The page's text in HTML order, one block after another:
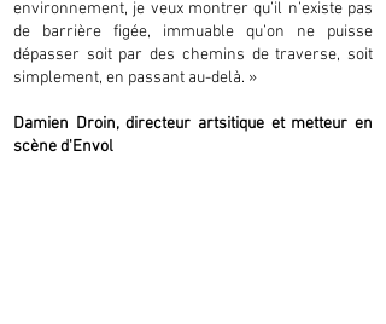
environnement, je veux montrer qu’il n’existe pas
de barrière figée, immuable qu’on ne puisse
dépasser soit par des chemins de traverse, soit
simplement, en passant au-delà. »
Damien Droin, directeur artsitique et metteur en
scène d'Envol